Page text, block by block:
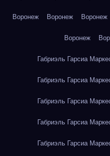
Воронеж Воронеж Воронеж
Воронеж
Габриэль Гарсиа
Габриэль Гарсиа
Габриэль Гарсиа
Габриэль Гарсиа
Габриэль Гарсиа